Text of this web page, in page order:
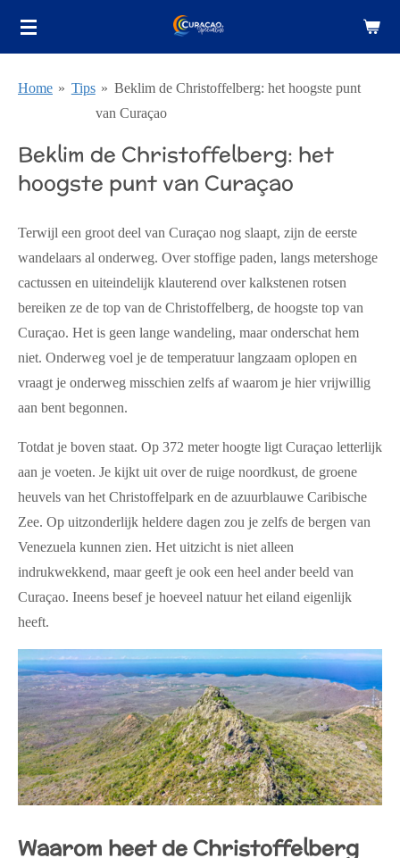
Ga
de
Home » Tips » Beklim de Christoffelberg: het hoogste punt
van Curaçao
Beklim de Christoffelberg: het
hoogste punt van Curaçao
Terwijl een groot deel van Curaçao nog slaapt, zijn de eerste
wandelaars al onderweg. Over stoffige paden, langs metershoge
cactussen en uiteindelijk klauterend over kalkstenen rotsen
bereiken ze de top van de Christoffelberg, de hoogste top van
Curaçao. Het is geen lange wandeling, maar onderschat hem
niet. Onderweg voel je de temperatuur langzaam oplopen en
vraagt je onderweg misschien zelfs af waarom je hier vrijwillig
aan bent begonnen.
Totdat je boven staat. Op 372 meter hoogte ligt Curaçao letterlijk
aan je voeten. Je kijkt uit over de ruige noordkust, de groene
heuvels van het Christoffelpark en de azuurblauwe Caribische
Zee. Op uitzonderlijk heldere dagen zou je zelfs de bergen van
Venezuela kunnen zien. Het uitzicht is niet alleen
indrukwekkend, maar geeft je ook een heel ander beeld van
Curaçao. Ineens besef je hoeveel natuur het eiland eigenlijk
heeft.
Waarom heet de Christoffelberg